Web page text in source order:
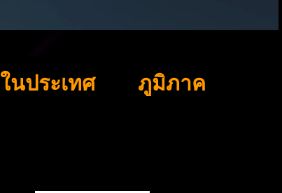
ในประเทศ ภูมิภาค